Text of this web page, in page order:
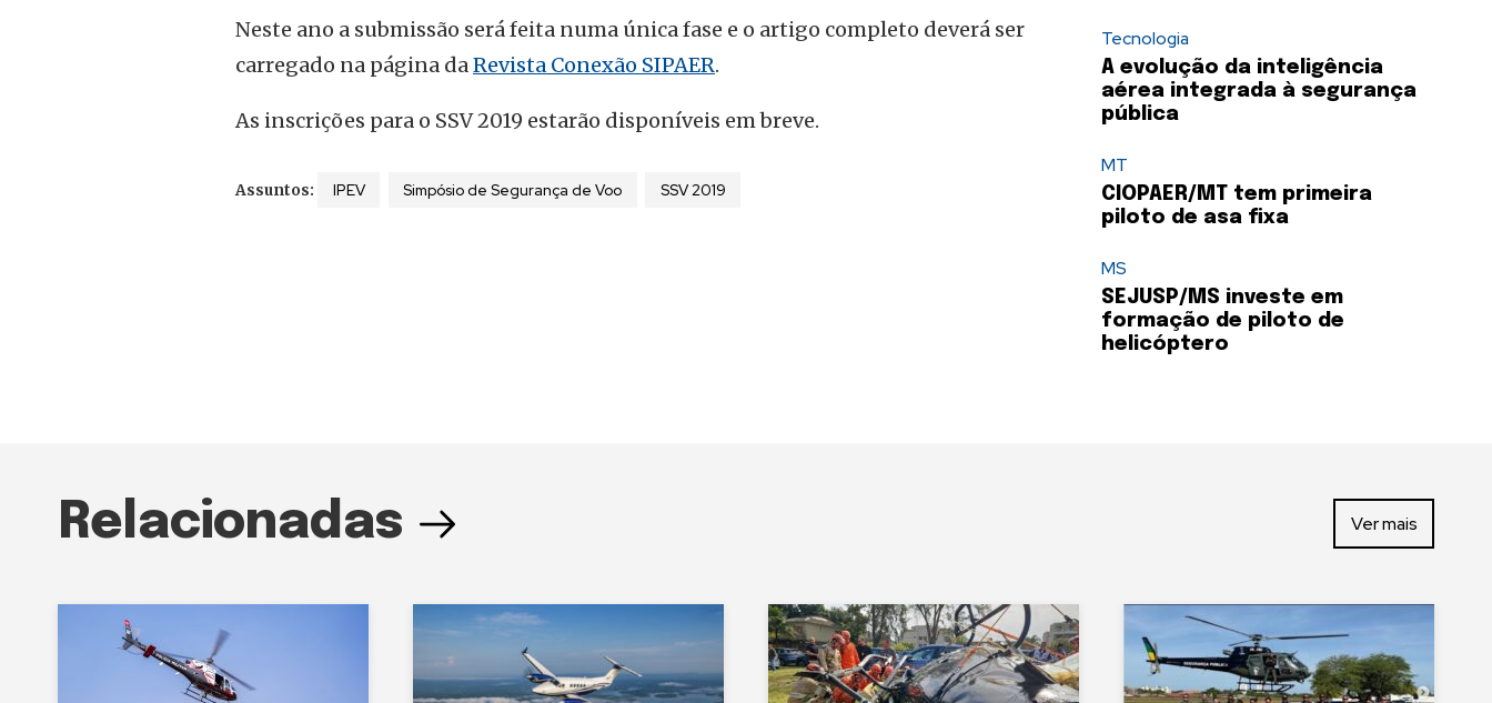
Neste ano a submissão será feita numa única fase e o artigo completo deverá ser
carregado na página daRevista Conexão SIPAER.
As inscrições para o SSV 2019 estarão disponíveis em breve.
Assuntos: IPEV Simpósio de Segurança de Voo SSV 2019
Tecnologia
A evolução da inteligência
aérea integrada à segurança
pública
MT
CIOPAER/MT tem primeira
piloto de asa fixa
MS
SEJUSP/MS investe em
formação de piloto de
helicóptero
Relacionadas Ver mais